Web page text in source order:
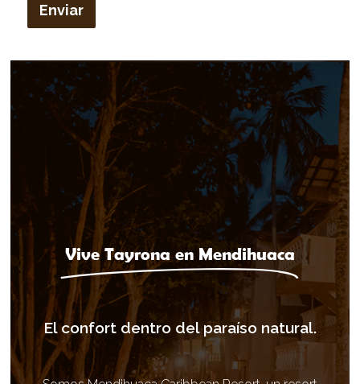
Enviar
Vive Tayrona en Mendihuaca
El confort dentro del paraíso natural.